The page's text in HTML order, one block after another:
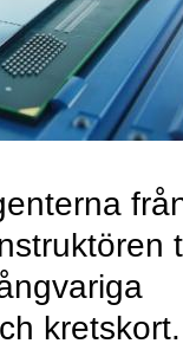
kretskort.